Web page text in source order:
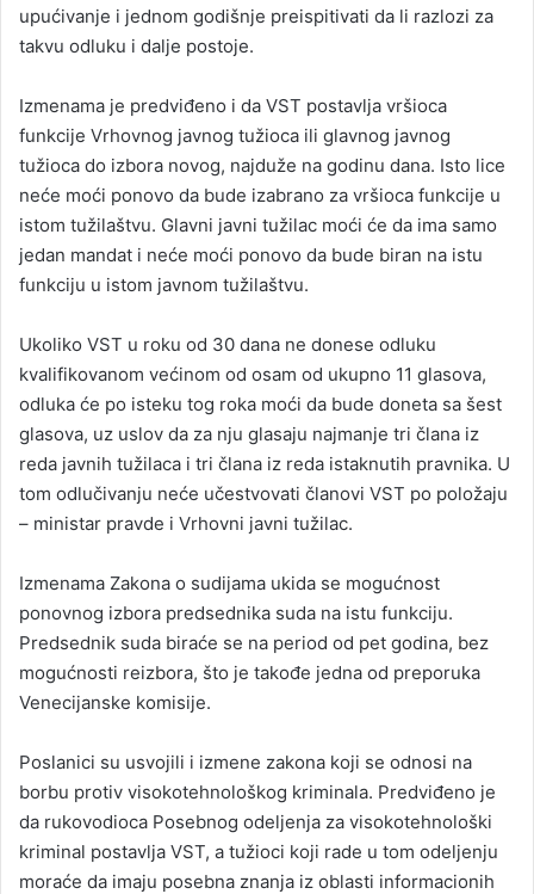
upućivanje i jednom godišnje preispitivati da li razlozi za
takvu odluku i dalje postoje.
Izmenama je predviđeno i da VST postavlja vršioca
funkcije Vrhovnog javnog tužioca ili glavnog javnog
tužioca do izbora novog, najduže na godinu dana. Isto lice
neće moći ponovo da bude izabrano za vršioca funkcije u
istom tužilaštvu. Glavni javni tužilac moći će da ima samo
jedan mandat i neće moći ponovo da bude biran na istu
funkciju u istom javnom tužilaštvu.
Ukoliko VST u roku od 30 dana ne donese odluku
kvalifikovanom većinom od osam od ukupno 11 glasova,
odluka će po isteku tog roka moći da bude doneta sa šest
glasova, uz uslov da za nju glasaju najmanje tri člana iz
reda javnih tužilaca i tri člana iz reda istaknutih pravnika. U
tom odlučivanju neće učestvovati članovi VST po položaju
– ministar pravde i Vrhovni javni tužilac.
Izmenama Zakona o sudijama ukida se mogućnost
ponovnog izbora predsednika suda na istu funkciju.
Predsednik suda biraće se na period od pet godina, bez
mogućnosti reizbora, što je takođe jedna od preporuka
Venecijanske komisije.
Poslanici su usvojili i izmene zakona koji se odnosi na
borbu protiv visokotehnološkog kriminala. Predviđeno je
da rukovodioca Posebnog odeljenja za visokotehnološki
kriminal postavlja VST, a tužioci koji rade u tom odeljenju
moraće da imaju posebna znanja iz oblasti informacionih